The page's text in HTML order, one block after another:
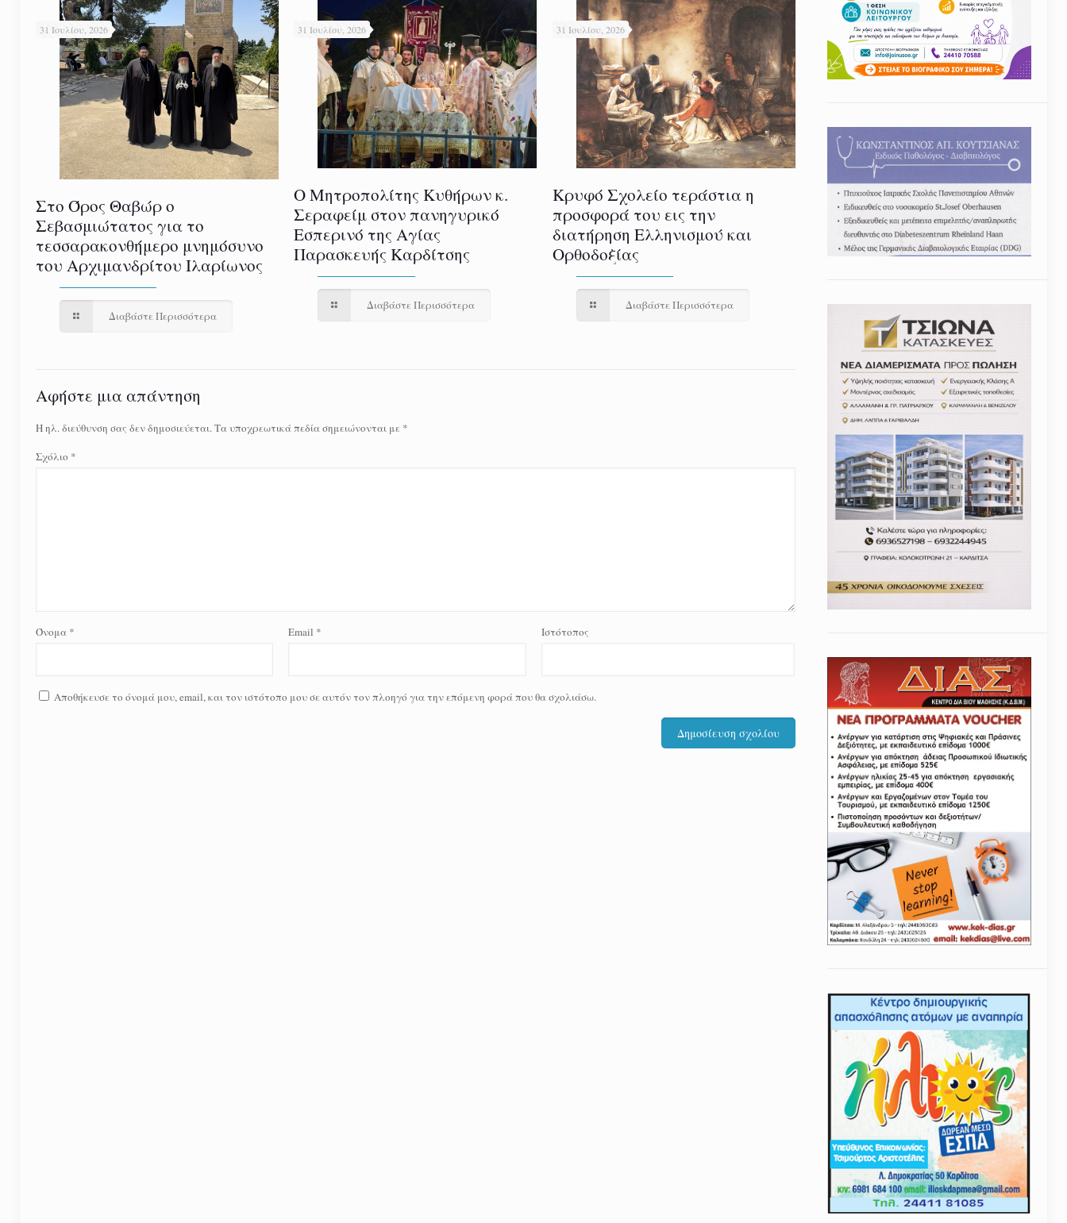
31 Ιουλίου, 2026
Στο Όρος Θαβώρ ο
Σεβασμιώτατος για το
τεσσαρακονθήμερο μνημόσυνο
του Αρχιμανδρίτου Ιλαρίωνος
Διαβάστε Περισσότερα
31 Ιουλίου, 2026
Ο Μητροπολίτης Κυθήρων κ.
Σεραφείμ στον πανηγυρικό
Εσπερινό της Αγίας
Παρασκευής Καρδίτσης
Διαβάστε Περισσότερα
31 Ιουλίου, 2026
Κρυφό Σχολείο τεράστια η
προσφορά του εις την
διατήρηση Ελληνισμού και
Ορθοδοξίας
Διαβάστε Περισσότερα
Αφήστε μια απάντηση
Η ηλ. διεύθυνση σας δεν δημοσιεύεται.Τα υποχρεωτικά πεδία σημειώνονται με *
Σχόλιο *
Όνομα * Email * Ιστότοπος
Αποθήκευσε το όνομά μου, email, και τον ιστότοπο μου σε αυτόν τον πλοηγό για την επόμενη φορά που θα σχολιάσω.